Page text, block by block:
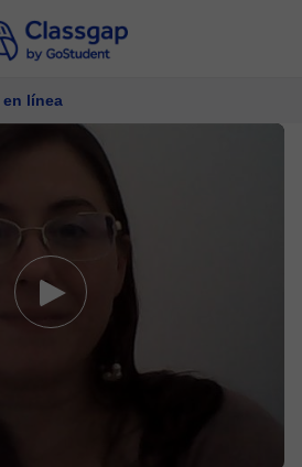
línea